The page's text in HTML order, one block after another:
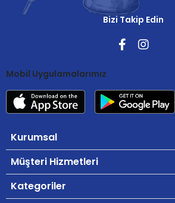
Bizi Takip Edin
Mobil Uygulamalarımız
Kurumsal
Müşteri Hizmetleri
Kategoriler